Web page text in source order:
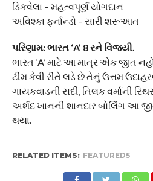
ડિકવેલા – મહત્વપૂર્ણ યોગદાન
અવિશ્કા ફર્નાન્ડો – સારી શરૂઆત
પરિણામ: ભારત ‘A’ 8 રને વિજયી.
ભારત ‘A’ માટે આ માત્ર એક જીત
ટીમ કેવી રીતે લડે છે તેનું ઉત્તમ
ગાયકવાડની સદી, તિલક વર્માની
અર્શદ ખાનની શાનદાર બોલિંગ આ
થયા.
RELATED ITEMS: FEATURED5